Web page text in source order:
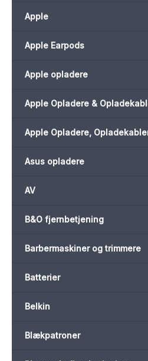
Apple
Apple Earpods
Apple opladere
Apple Opladere &
Apple Opladere,
Asus opladere
AV
B&O fjernbetjening
Barbermaskiner og trimmere
Batterier
Belkin
Blækpatroner